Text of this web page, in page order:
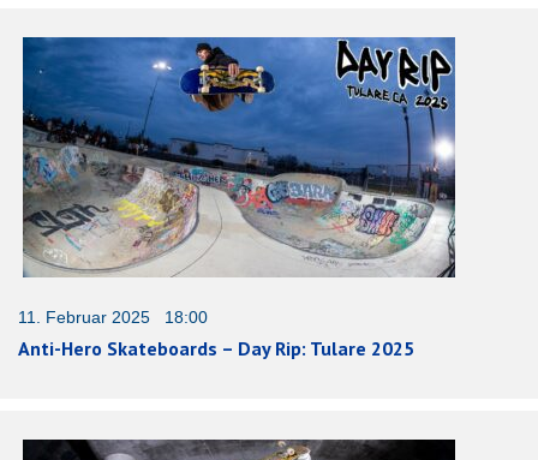
11. Februar 2025 18:00
Anti-Hero Skateboards – Day Rip: Tulare 2025